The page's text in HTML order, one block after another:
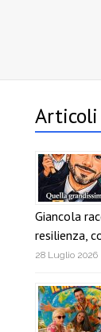
Giancola
resilienza,
28 Luglio 2026